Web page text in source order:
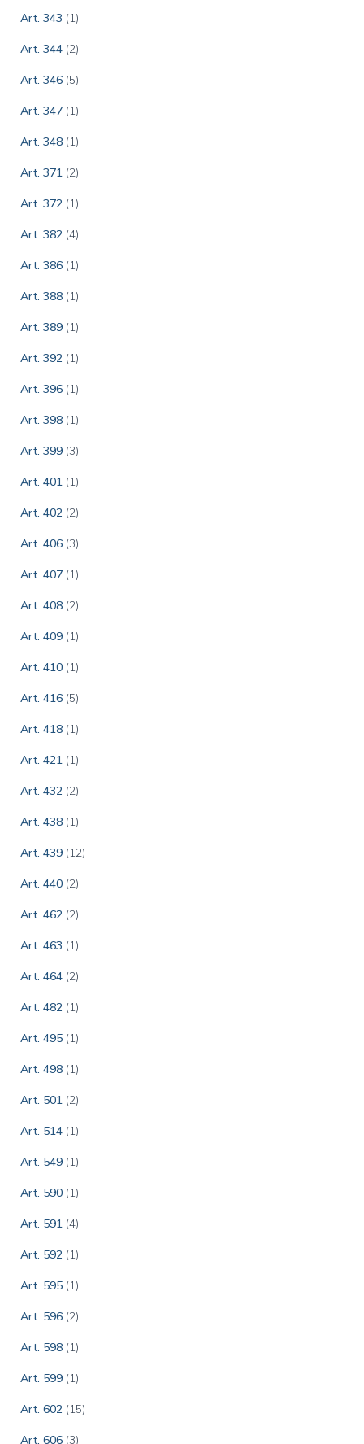
Art. 343 (1)
Art. 344 (2)
Art. 346 (5)
Art. 347 (1)
Art. 348 (1)
Art. 371 (2)
Art. 372 (1)
Art. 382 (4)
Art. 386 (1)
Art. 388 (1)
Art. 389 (1)
Art. 392 (1)
Art. 396 (1)
Art. 398 (1)
Art. 399 (3)
Art. 401 (1)
Art. 402 (2)
Art. 406 (3)
Art. 407 (1)
Art. 408 (2)
Art. 409 (1)
Art. 410 (1)
Art. 416 (5)
Art. 418 (1)
Art. 421 (1)
Art. 432 (2)
Art. 438 (1)
Art. 439 (12)
Art. 440 (2)
Art. 462 (2)
Art. 463 (1)
Art. 464 (2)
Art. 482 (1)
Art. 495 (1)
Art. 498 (1)
Art. 501 (2)
Art. 514 (1)
Art. 549 (1)
Art. 590 (1)
Art. 591 (4)
Art. 592 (1)
Art. 595 (1)
Art. 596 (2)
Art. 598 (1)
Art. 599 (1)
Art. 602 (15)
Art. 606 (3)